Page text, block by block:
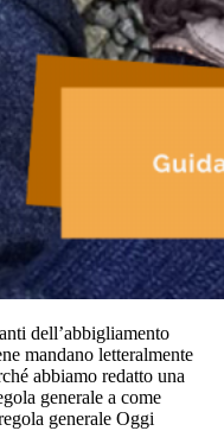
dell’abbigliamento
mandano letteralmente
abbiamo redatto una
generale a come
generale Oggi